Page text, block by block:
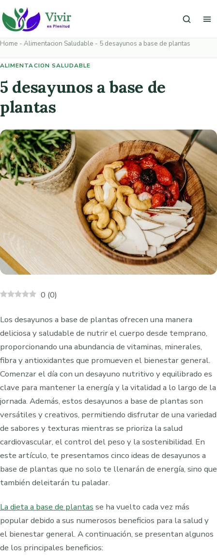
Saltar al contenido
Buscar
Home - Alimentacion Saludable - 5 desayunos a base de plantas
ALIMENTACION SALUDABLE
5 desayunos a base de
plantas
0 (0)
Los desayunos a base de plantas ofrecen una manera
deliciosa y saludable de nutrir el cuerpo desde temprano,
proporcionando una abundancia de vitaminas, minerales,
fibra y antioxidantes que promueven el bienestar general.
Comenzar el día con un desayuno nutritivo y equilibrado es
clave para mantener la energía y la vitalidad a lo largo de la
jornada. Además, estos desayunos a base de plantas son
versátiles y creativos, permitiendo disfrutar de una variedad
de sabores y texturas mientras se prioriza la salud
cardiovascular, el control del peso y la sostenibilidad. En
este artículo, te presentamos cinco ideas de desayunos a
base de plantas que no solo te llenarán de energía, sino que
también deleitarán tu paladar.
La dieta a base de plantas se ha vuelto cada vez más
popular debido a sus numerosos beneficios para la salud y
el bienestar general. A continuación, se presentan algunos
de los principales beneficios: